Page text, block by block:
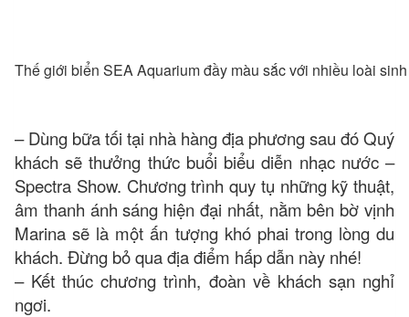
Thế giới biển SEA Aquarium đầy màu sắc với nhiều loài
– Dùng bữa tối tại nhà hàng địa phương sau đó Quý
khách sẽ thưởng thức buổi biểu diễn nhạc nước –
Spectra Show. Chương trình quy tụ những kỹ thuật,
âm thanh ánh sáng hiện đại nhất, nằm bên bờ vịnh
Marina sẽ là một ấn tượng khó phai trong lòng du
khách. Đừng bỏ qua địa điểm hấp dẫn này nhé!
– Kết thúc chương trình, đoàn về khách sạn nghỉ
ngơi.